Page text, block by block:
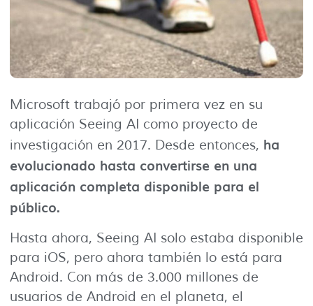
Microsoft trabajó por primera vez en su
aplicación Seeing AI como proyecto de
investigación en 2017. Desde entonces, ha
evolucionado hasta convertirse en una
aplicación completa disponible para el
público.
Hasta ahora, Seeing AI solo estaba disponible
para iOS, pero ahora también lo está para
Android. Con más de 3.000 millones de
usuarios de Android en el planeta, el